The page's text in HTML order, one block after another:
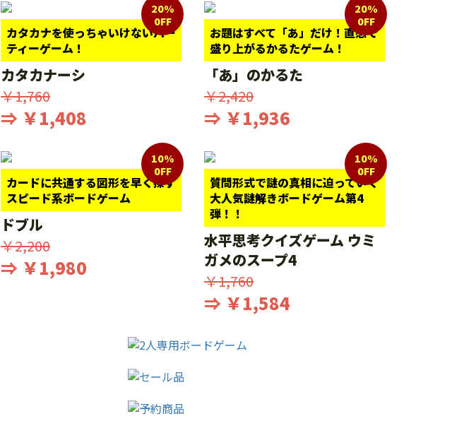
カタカナを使っちゃいけないパー
ティーゲーム！
20%
0FF
カタカナーシ
￥1,760
⇒ ￥1,408
お題はすべて「あ」だけ！直感で
盛り上がるかるたゲーム！
20%
0FF
「あ」のかるた
￥2,420
⇒ ￥1,936
カードに共通する図形を早く探す
スピード系ボードゲーム
10%
0FF
ドブル
￥2,200
⇒ ￥1,980
質問形式で謎の真相に迫っていく
大人気謎解きボードゲーム第4
弾！！
10%
0FF
水平思考クイズゲーム ウミ
ガメのスープ4
￥1,760
⇒ ￥1,584